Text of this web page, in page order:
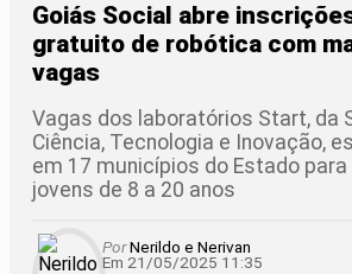
Goiás Social abre
gratuito de robótica com
vagas
Vagas dos laboratórios Start, da
Ciência, Tecnologia e Inovação,
em 17 municípios do Estado
jovens de 8 a 20 anos
PorNerildo e Nerivan
Em 21/05/2025 11:35